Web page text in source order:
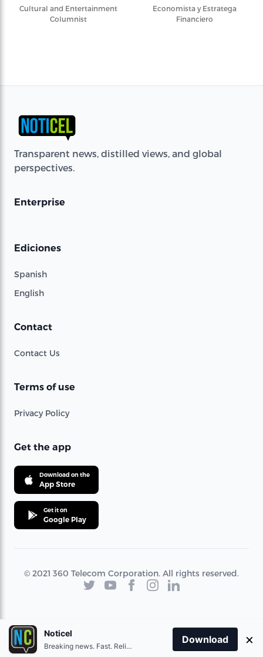
Cultural and Entertainment
Columnist
Economista y Estratega
Financiero
Transparent news, distilled views, and global
perspectives.
Enterprise
Ediciones
Spanish
English
Contact
Contact Us
Terms of use
Privacy Policy
Get the app
Download on the
App Store
Get it on
Google Play
© 2021 360 Telecom Corporation. All rights reserved.
Noticel
Breaking news. Fast. Reliable.
Download ×